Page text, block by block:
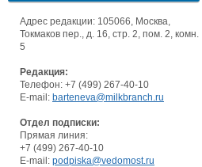
Адрес редакции: 105066, Москва,
Токмаков пер., д. 16, стр. 2, пом. 2, комн.
5
Редакция:
Телефон: +7 (499) 267-40-10
E-mail: barteneva@milkbranch.ru
Отдел подписки:
Прямая линия:
+7 (499) 267-40-10
E-mail: podpiska@vedomost.ru